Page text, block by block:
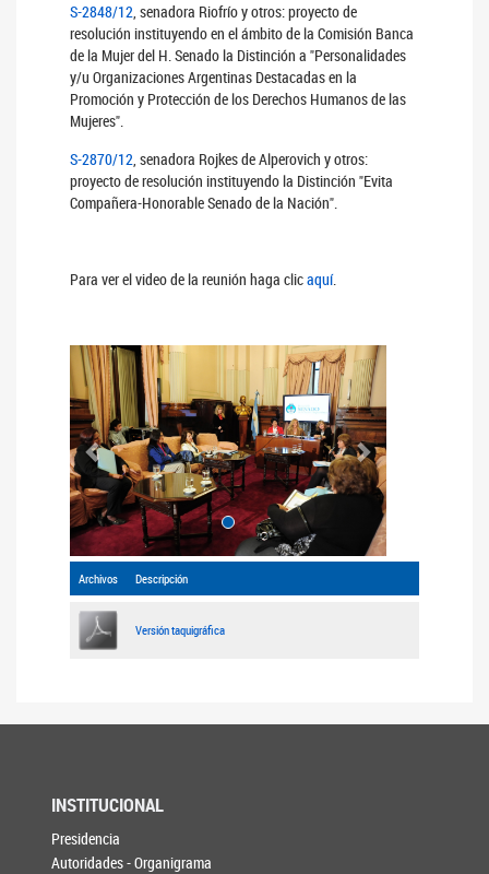
S-2848/12, senadora Riofrío y otros: proyecto de
resolución instituyendo en el ámbito de la Comisión Banca
de la Mujer del H. Senado la Distinción a "Personalidades
y/u Organizaciones Argentinas Destacadas en la
Promoción y Protección de los Derechos Humanos de las
Mujeres".
S-2870/12, senadora Rojkes de Alperovich y otros:
proyecto de resolución instituyendo la Distinción "Evita
Compañera-Honorable Senado de la Nación".
Para ver el video de la reunión haga clicaquí.
Anterior Siguiente
Archivos Descripción
Versión taquigráfica
INSTITUCIONAL
Presidencia
Autoridades - Organigrama